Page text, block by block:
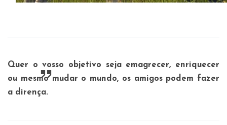
Quer o vosso objetivo seja emagrecer, enriquecer
ou mesmo mudar o mundo, os amigos podem fazer
a dirença.